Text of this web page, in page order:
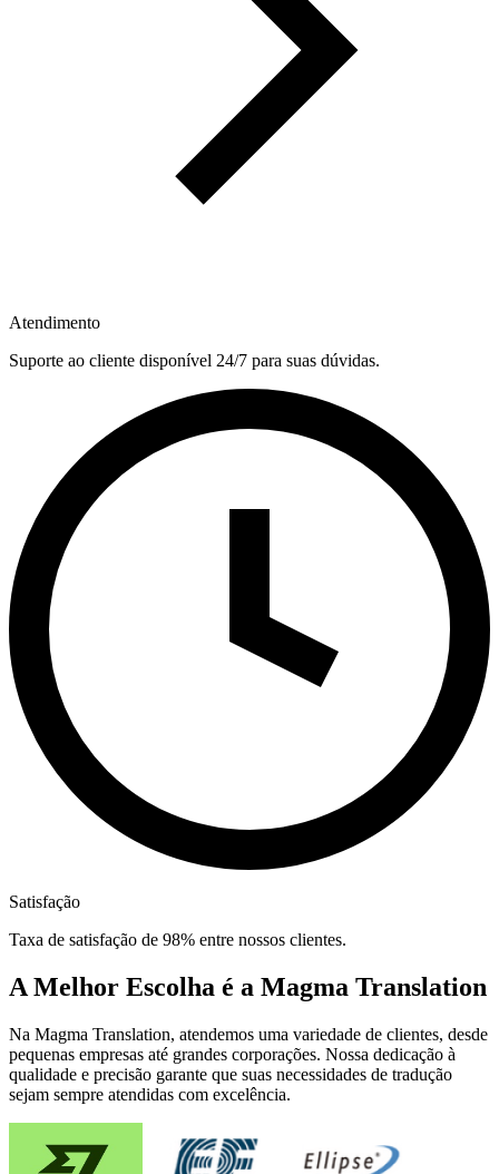
Atendimento
Suporte ao cliente disponível 24/7 para suas dúvidas.
Satisfação
Taxa de satisfação de 98% entre nossos clientes.
A Melhor Escolha é a Magma Translation
Na Magma Translation, atendemos uma variedade de clientes, desde
pequenas empresas até grandes corporações. Nossa dedicação à
qualidade e precisão garante que suas necessidades de tradução
sejam sempre atendidas com excelência.